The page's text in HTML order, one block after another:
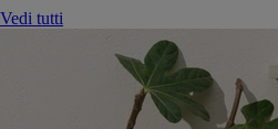
Vedi tutti